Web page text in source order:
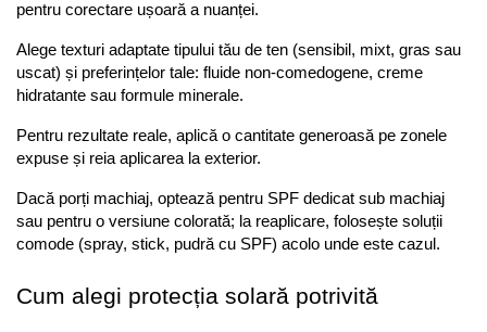
pentru corectare ușoară a nuanței.
Alege texturi adaptate tipului tău de ten (sensibil, mixt, gras sau
uscat) și preferințelor tale: fluide non-comedogene, creme
hidratante sau formule minerale.
Pentru rezultate reale, aplică o cantitate generoasă pe zonele
expuse și reia aplicarea la exterior.
Dacă porți machiaj, optează pentru SPF dedicat sub machiaj
sau pentru o versiune colorată; la reaplicare, folosește soluții
comode (spray, stick, pudră cu SPF) acolo unde este cazul.
Cum alegi protecția solară potrivită